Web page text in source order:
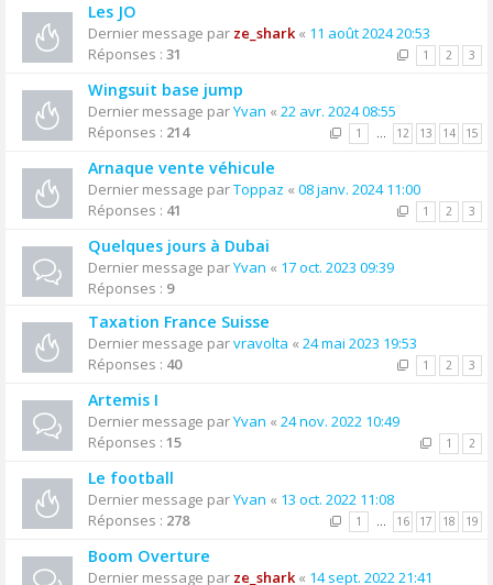
Les JO
Dernier message par ze_shark« 11 août 2024 20:53
Réponses : 31 1 2 3
Wingsuit base jump
Dernier message parYvan « 22 avr. 2024 08:55
Réponses : 214 1 … 12 13 14 15
Arnaque vente véhicule
Dernier message parToppaz « 08 janv. 2024 11:00
Réponses : 41 1 2 3
Quelques jours à Dubai
Dernier message parYvan « 17 oct. 2023 09:39
Réponses : 9
Taxation France Suisse
Dernier message parvravolta « 24 mai 2023 19:53
Réponses : 40 1 2 3
Artemis I
Dernier message parYvan « 24 nov. 2022 10:49
Réponses : 15 1 2
Le football
Dernier message parYvan « 13 oct. 2022 11:08
Réponses : 278 1 … 16 17 18 19
Boom Overture
Dernier message par ze_shark« 14 sept. 2022 21:41